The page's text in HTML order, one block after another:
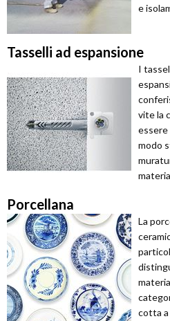
e
Tasselli ad espansione
I
vite la
essere
modo
Porcellana
La
cotta a